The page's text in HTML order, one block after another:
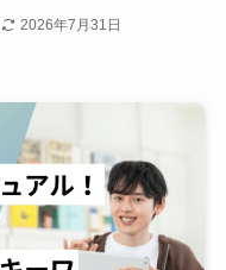
2026年7月31日